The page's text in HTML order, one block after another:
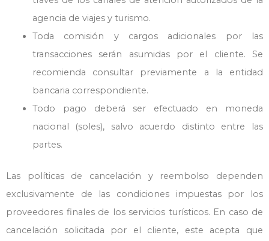
agencia de viajes y turismo.
Toda comisión y cargos adicionales por las
transacciones serán asumidas por el cliente. Se
recomienda consultar previamente a la entidad
bancaria correspondiente.
Todo pago deberá ser efectuado en moneda
nacional (soles), salvo acuerdo distinto entre las
partes.
Las políticas de cancelación y reembolso dependen
exclusivamente de las condiciones impuestas por los
proveedores finales de los servicios turísticos. En caso de
cancelación solicitada por el cliente, este acepta que